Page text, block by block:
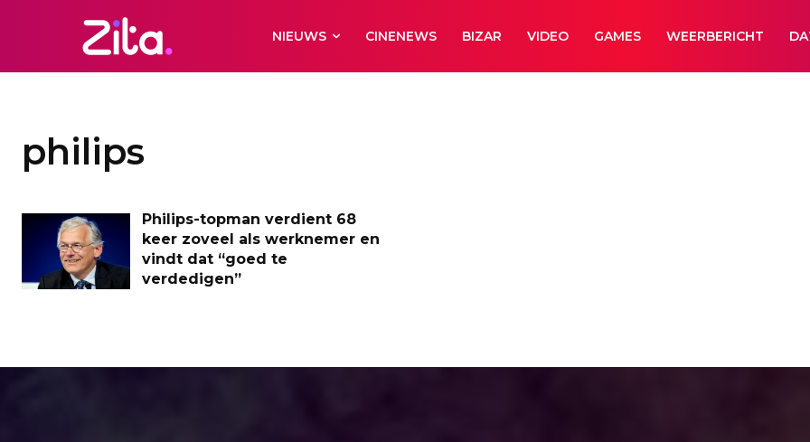
NIEUWS CINENEWS BIZAR VIDEO GAMES WEERBERICHT
philips
Philips-topman verdient 68
keer zoveel als werknemer en
vindt dat “goed te
verdedigen”